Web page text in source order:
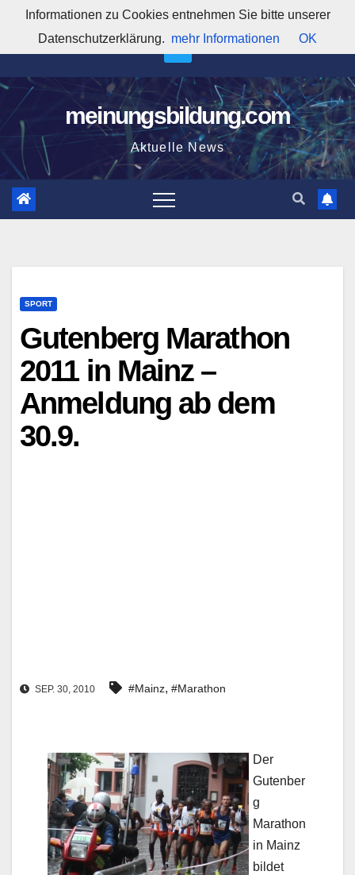
springen
3:41:49 PM
meinungsbildung.com
Aktuelle News
SPORT
Gutenberg Marathon
2011 in Mainz –
Anmeldung ab dem
30.9.
SEP. 30, 2010 #Mainz, #Marathon
Der
Gutenber
g
Marathon
in Mainz
bildet
Informationen zu Cookies entnehmen Sie bitte unserer
Datenschutzerklärung. mehr Informationen OK